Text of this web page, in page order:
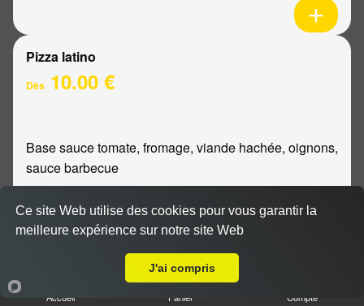
Pizza latino
Dès 10.00 €
Base sauce tomate, fromage, viande hachée, oignons,
sauce barbecue
Accueil Panier Compte
Ce site Web utilise des cookies pour vous garantir la
meilleure expérience sur notre site Web
J'ai compris